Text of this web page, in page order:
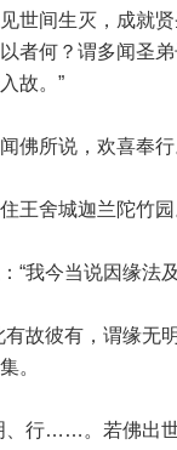
世间生灭，成就
者何？谓多闻圣
故。”
佛所说，欢喜奉行
王舍城迦兰陀竹园
“我今当说因缘法
有故彼有，谓缘无
。
、行……。若佛出